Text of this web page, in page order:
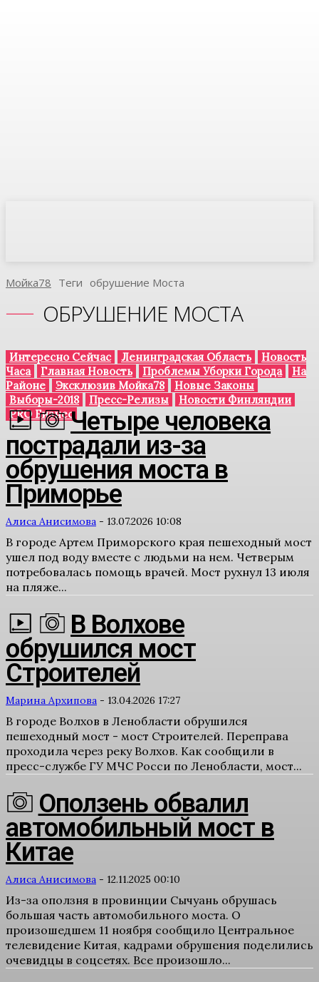
Мойка78 Теги Обрушение Моста
ОБРУШЕНИЕ МОСТА
Интересно Сейчас Ленинградская Область
Новость
Часа
Главная Новость Проблемы Уборки Города
На
Районе
Эксклюзив Мойка78
Новые Законы
Выборы-2018
Пресс-Релизы
Новости Финляндии
PRO БизнесЧетыре человека
пострадали из-за
обрушения моста в
Приморье
Алиса Анисимова - 13.07.2026 10:08
В городе Артем Приморского края пешеходный мост
ушел под воду вместе с людьми на нем. Четверым
потребовалась помощь врачей. Мост рухнул 13 июля
на пляже...
В Волхове
обрушился мост
Строителей
Марина Архипова - 13.04.2026 17:27
В городе Волхов в Ленобласти обрушился
пешеходный мост - мост Строителей. Переправа
проходила через реку Волхов. Как сообщили в
пресс-службе ГУ МЧС Росси по Ленобласти, мост...
Оползень обвалил
автомобильный мост в
Китае
Алиса Анисимова - 12.11.2025 00:10
Из-за оползня в провинции Сычуань обрушась
большая часть автомобильного моста. О
произошедшем 11 ноября сообщило Центральное
телевидение Китая, кадрами обрушения поделились
очевидцы в соцсетях. Все произошло...